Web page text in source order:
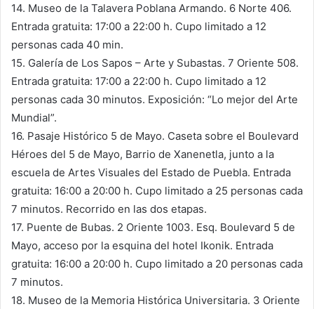
14. Museo de la Talavera Poblana Armando. 6 Norte 406.
Entrada gratuita: 17:00 a 22:00 h. Cupo limitado a 12
personas cada 40 min.
15. Galería de Los Sapos – Arte y Subastas. 7 Oriente 508.
Entrada gratuita: 17:00 a 22:00 h. Cupo limitado a 12
personas cada 30 minutos. Exposición: “Lo mejor del Arte
Mundial”.
16. Pasaje Histórico 5 de Mayo. Caseta sobre el Boulevard
Héroes del 5 de Mayo, Barrio de Xanenetla, junto a la
escuela de Artes Visuales del Estado de Puebla. Entrada
gratuita: 16:00 a 20:00 h. Cupo limitado a 25 personas cada
7 minutos. Recorrido en las dos etapas.
17. Puente de Bubas. 2 Oriente 1003. Esq. Boulevard 5 de
Mayo, acceso por la esquina del hotel Ikonik. Entrada
gratuita: 16:00 a 20:00 h. Cupo limitado a 20 personas cada
7 minutos.
18. Museo de la Memoria Histórica Universitaria. 3 Oriente